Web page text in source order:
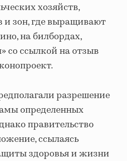
хозяйств,
и зон, где выращивают
на билбордах,
со ссылкой на отзыв
разрешение
определенных
правительство
ссылаясь
здоровья и жизни